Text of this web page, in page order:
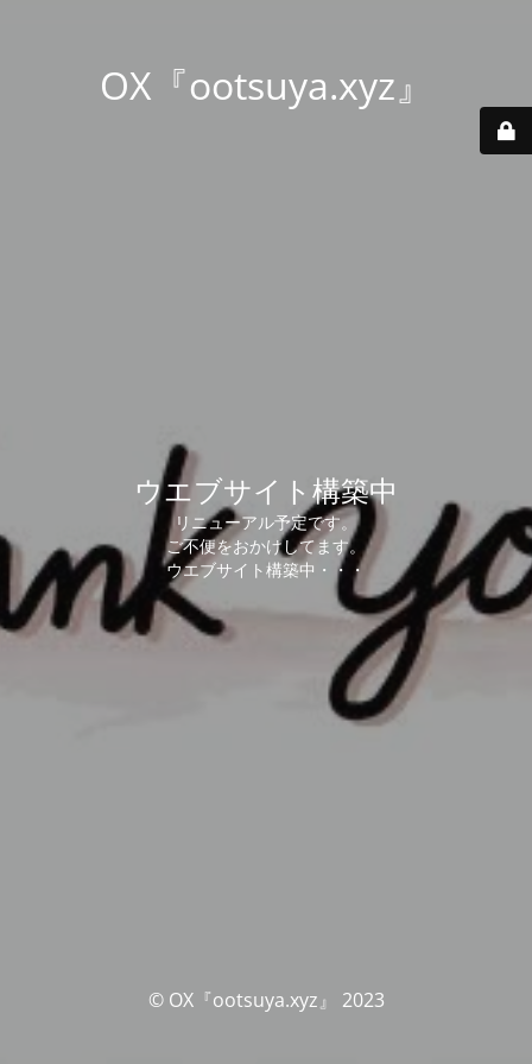
OX『ootsuya.xyz』
ウエブサイト構築中
リニューアル予定です。
ご不便をおかけしてます。
ウエブサイト構築中・・・
© OX『ootsuya.xyz』 2023